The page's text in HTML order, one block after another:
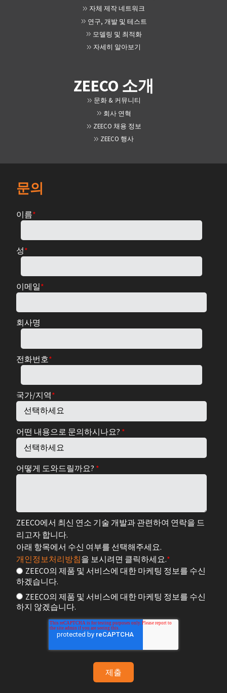
자체 제작 네트워크
연구, 개발 및 테스트
모델링 및 최적화
자세히 알아보기
ZEECO 소개
문화 & 커뮤니티
회사 연혁
ZEECO 채용 정보
ZEECO 행사
문의
이름*
성*
이메일*
회사명
전화번호*
국가/지역*
어떤 내용으로 문의하시나요? *
어떻게 도와드릴까요? *
ZEECO에서 최신 연소 기술 개발과 관련하여 연락을 드
리고자 합니다.
아래 항목에서 수신 여부를 선택해주세요.
개인정보처리방침을 보시려면 클릭하세요.*
ZEECO의 제품 및 서비스에 대한 마케팅 정보를 수신
하겠습니다.
ZEECO의 제품 및 서비스에 대한 마케팅 정보를 수신
하지 않겠습니다.